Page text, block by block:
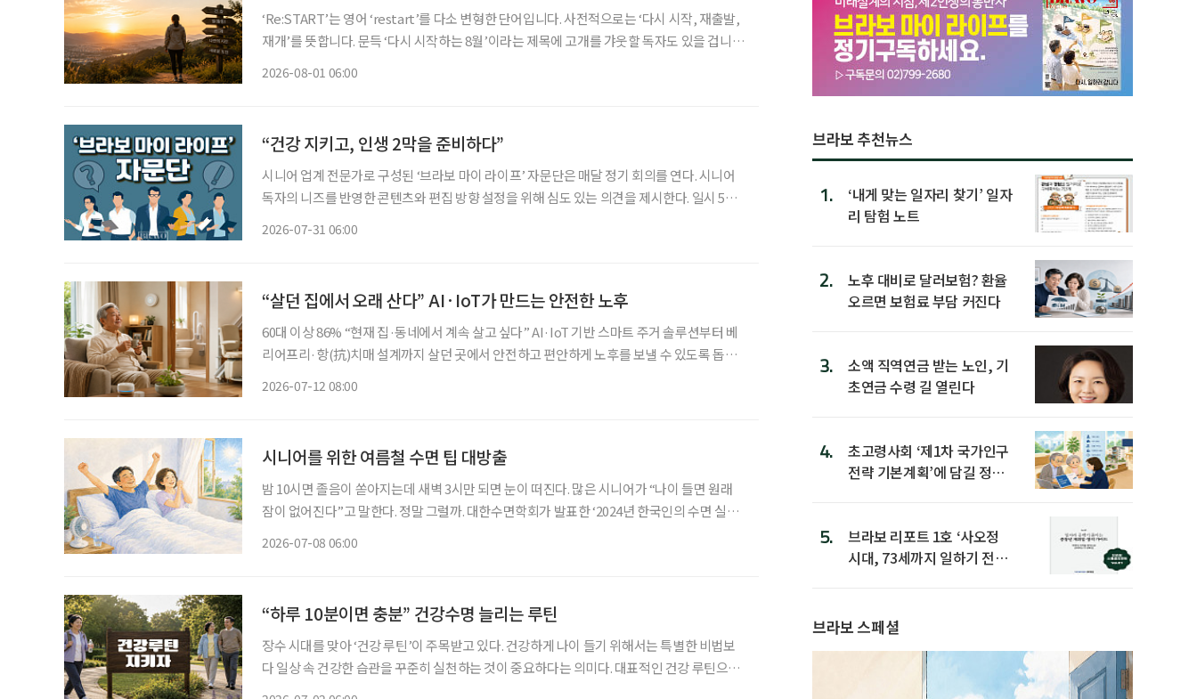
‘Re:START’는 영어 ‘restart’를 다소 변형한 단어입니다. 사전적으로는 ‘다시 시작, 재출발,
재개’를 뜻합니다. 문득 ‘다시 시작하는 8월’이라는 제목에 고개를 갸웃할 독자도 있을 겁니
2026-08-01 06:00
“건강 지키고, 인생 2막을 준비하다”
시니어 업계 전문가로 구성된 ‘브라보 마이 라이프’ 자문단은 매달 정기 회의를 연다. 시니어
독자의 니즈를 반영한 콘텐츠와 편집 방향 설정을 위해 심도 있는 의견을 제시한다. 일시 5월
2026-07-31 06:00
“살던 집에서 오래 산다” AI·IoT가 만드는 안전한 노후
60대 이상 86% “현재 집·동네에서 계속 살고 싶다” AI·IoT 기반 스마트 주거 솔루션부터 베
리어프리·항(抗)치매 설계까지 살던 곳에서 안전하고 편안하게 노후를 보낼 수 있도록 돕는
2026-07-12 08:00
시니어를 위한 여름철 수면 팁 대방출
밤 10시면 졸음이 쏟아지는데 새벽 3시만 되면 눈이 떠진다. 많은 시니어가 “나이 들면 원래
잠이 없어진다”고 말한다. 정말 그럴까. 대한수면학회가 발표한 ‘2024년 한국인의 수면 실
2026-07-08 06:00
“하루 10분이면 충분” 건강수명 늘리는 루틴
장수 시대를 맞아 ‘건강 루틴’이 주목받고 있다. 건강하게 나이 들기 위해서는 특별한 비법보
다 일상 속 건강한 습관을 꾸준히 실천하는 것이 중요하다는 의미다. 대표적인 건강 루틴으로
브라보 추천뉴스
1.
‘내게 맞는 일자리 찾기’ 일자
리 탐험 노트
2.
노후 대비로 달러보험? 환율
오르면 보험료 부담 커진다
3.
소액 직역연금 받는 노인, 기
초연금 수령 길 열린다
4.
초고령사회 ‘제1차 국가인구
전략 기본계획’에 담길 정책
5.
브라보 리포트 1호 ‘사오정
시대, 73세까지 일하기 전략’
브라보 스페셜